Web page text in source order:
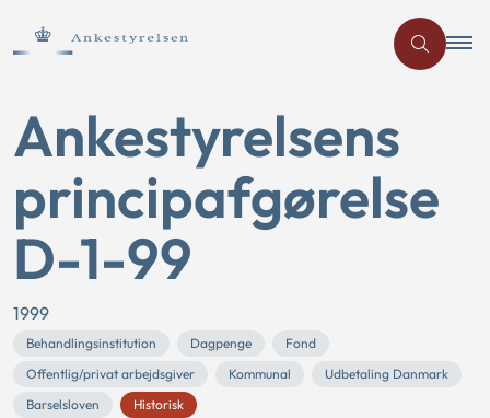
Ankestyrelsens
principafgørelse
D-1-99
1999
Behandlingsinstitution Dagpenge
Fond
Offentlig/privat arbejdsgiver
Kommunal
Udbetaling Danmark
Barselsloven
Historisk